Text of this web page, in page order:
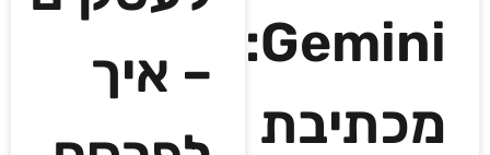
Gemini:
מכתיבת
– איך